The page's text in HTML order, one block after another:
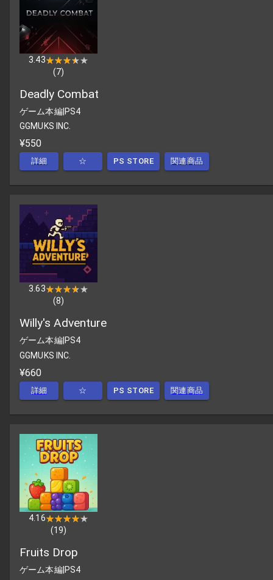
3.43★★★★★
★★★★★
(7)
Deadly Combat
ゲーム本編|PS4
GGMUKS INC.
¥550
詳細 ☆ PS STORE 関連商品
3.63★★★★★
★★★★★
(8)
Willy's Adventure
ゲーム本編| PS4
GGMUKS INC.
¥660
詳細 ☆ PS STORE 関連商品
4.16★★★★★
★★★★★
(19)
Fruits Drop
ゲーム本編|PS4